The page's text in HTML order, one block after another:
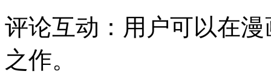
评论互动：用户可以在
之作。